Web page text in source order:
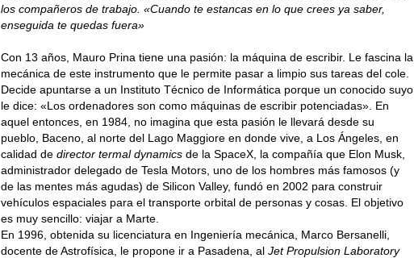
los compañeros de trabajo. «Cuando te estancas en lo que crees ya saber,
enseguida te quedas fuera»
Con 13 años, Mauro Prina tiene una pasión: la máquina de escribir. Le fascina la
mecánica de este instrumento que le permite pasar a limpio sus tareas del cole.
Decide apuntarse a un Instituto Técnico de Informática porque un conocido suyo
le dice: «Los ordenadores son como máquinas de escribir potenciadas». En
aquel entonces, en 1984, no imagina que esta pasión le llevará desde su
pueblo, Baceno, al norte del Lago Maggiore en donde vive, a Los Ángeles, en
calidad de director termal dynamics de la SpaceX, la compañía que Elon Musk,
administrador delegado de Tesla Motors, uno de los hombres más famosos (y
de las mentes más agudas) de Silicon Valley, fundó en 2002 para construir
vehículos espaciales para el transporte orbital de personas y cosas. El objetivo
es muy sencillo: viajar a Marte.
En 1996, obtenida su licenciatura en Ingeniería mecánica, Marco Bersanelli,
docente de Astrofísica, le propone ir a Pasadena, al Jet Propulsion Laboratory